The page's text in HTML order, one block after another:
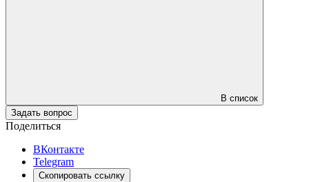
В список
Задать вопрос
Поделиться
ВКонтакте
Telegram
Скопировать ссылку